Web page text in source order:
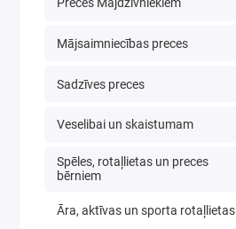
Mājsaimniecības preces
Sadzīves preces
Veselibai un skaistumam
Spēles, rotaļlietas un preces
bērniem
Āra, aktīvas un sporta rotaļlietas